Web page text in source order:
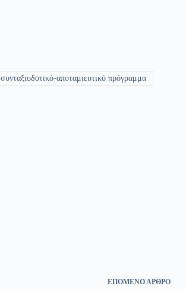
συνταξιοδοτικό-αποταμιευτικό πρόγραμμα
ΕΠΌΜΕΝΟΆΡΘΡΟ